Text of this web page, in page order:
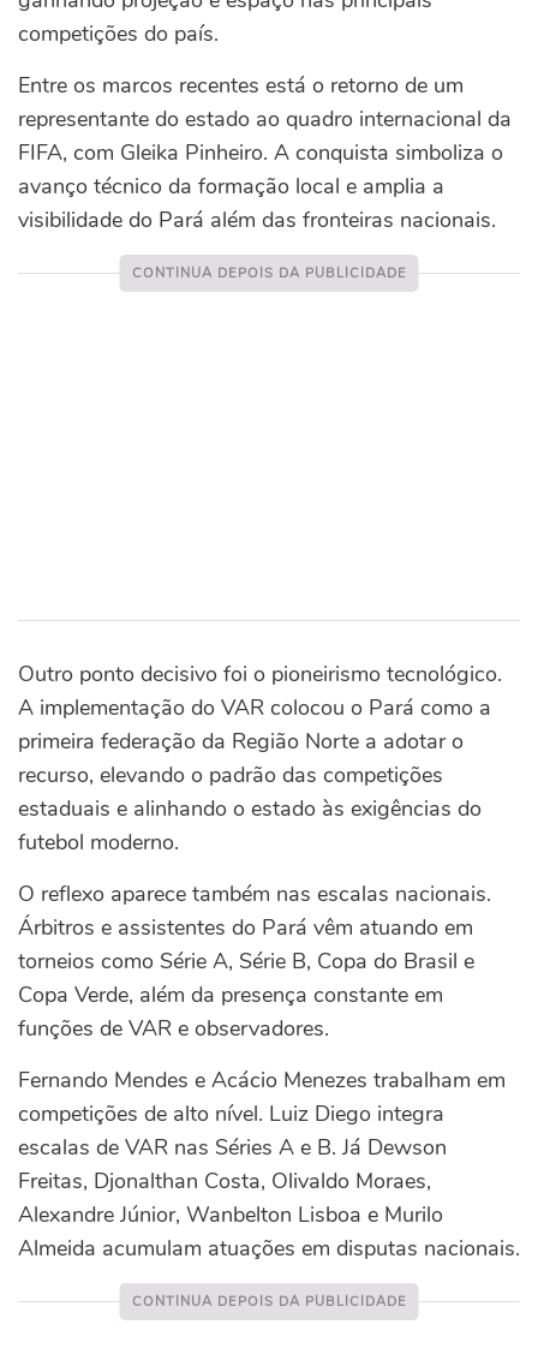
competições do país.
Entre os marcos recentes está o retorno de um
representante do estado ao quadro internacional da
FIFA, com Gleika Pinheiro. A conquista simboliza o
avanço técnico da formação local e amplia a
visibilidade do Pará além das fronteiras nacionais.
Outro ponto decisivo foi o pioneirismo tecnológico.
A implementação do VAR colocou o Pará como a
primeira federação da Região Norte a adotar o
recurso, elevando o padrão das competições
estaduais e alinhando o estado às exigências do
futebol moderno.
O reflexo aparece também nas escalas nacionais.
Árbitros e assistentes do Pará vêm atuando em
torneios como Série A, Série B, Copa do Brasil e
Copa Verde, além da presença constante em
funções de VAR e observadores.
Fernando Mendes e Acácio Menezes trabalham em
competições de alto nível. Luiz Diego integra
escalas de VAR nas Séries A e B. Já Dewson
Freitas, Djonalthan Costa, Olivaldo Moraes,
Alexandre Júnior, Wanbelton Lisboa e Murilo
Almeida acumulam atuações em disputas nacionais.